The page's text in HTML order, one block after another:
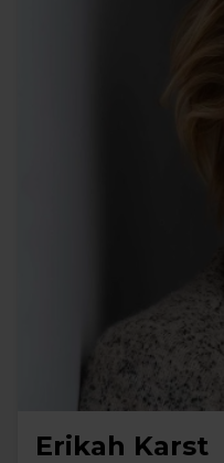
Erikah Karst